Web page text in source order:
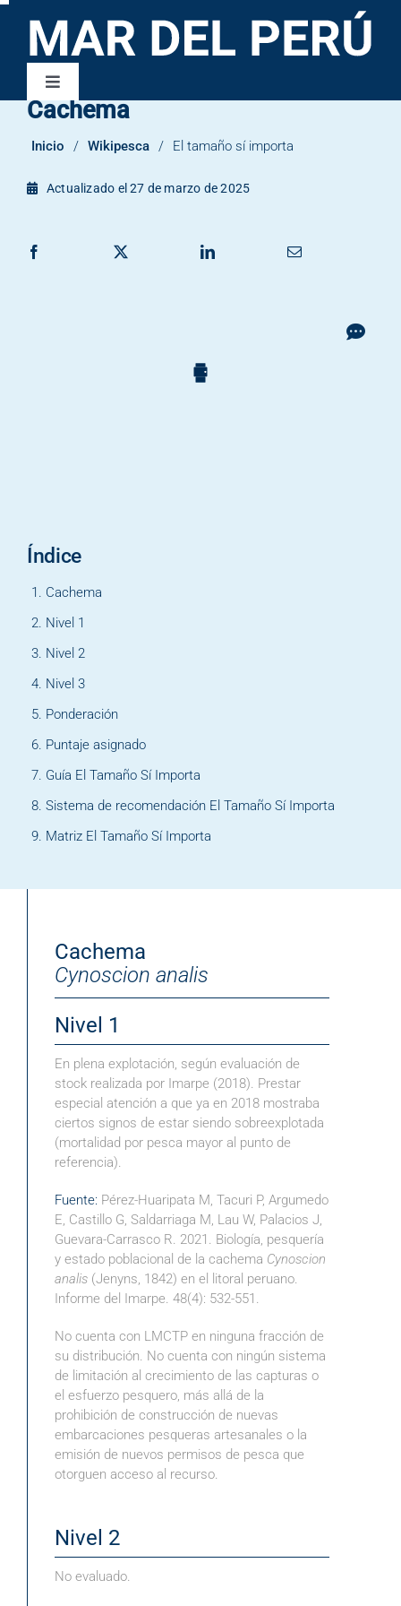
Saltar
contenido
Toggle
Navigation
Publicaciones
Contacto
Cachema
Inicio / Wikipesca / El tamaño sí importa
Actualizado el 27 de marzo de 2025
Índice
Cachema
Nivel 1
Nivel 2
Nivel 3
Ponderación
Puntaje asignado
Guía El Tamaño Sí Importa
Sistema de recomendación El Tamaño Sí Importa
Matriz El Tamaño Sí Importa
Cachema
Cynoscion analis
Nivel 1
En plena explotación, según evaluación de
stock realizada por Imarpe (2018). Prestar
especial atención a que ya en 2018 mostraba
ciertos signos de estar siendo sobreexplotada
(mortalidad por pesca mayor al punto de
referencia).
Fuente: Pérez-Huaripata M, Tacuri P, Argumedo
E, Castillo G, Saldarriaga M, Lau W, Palacios J,
Guevara-Carrasco R. 2021. Biología, pesquería
y estado poblacional de la cachema Cynoscion
analis (Jenyns, 1842) en el litoral peruano.
Informe del Imarpe. 48(4): 532-551.
No cuenta con LMCTP en ninguna fracción de
su distribución. No cuenta con ningún sistema
de limitación al crecimiento de las capturas o
el esfuerzo pesquero, más allá de la
prohibición de construcción de nuevas
embarcaciones pesqueras artesanales o la
emisión de nuevos permisos de pesca que
otorguen acceso al recurso.
Nivel 2
No evaluado.